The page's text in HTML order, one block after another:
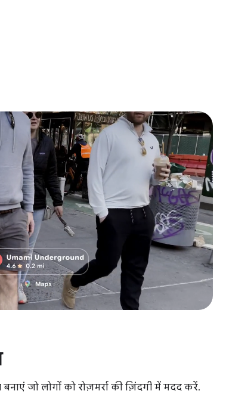
जो लोगों को रोज़मर्रा की ज़िंदगी में मदद करें.